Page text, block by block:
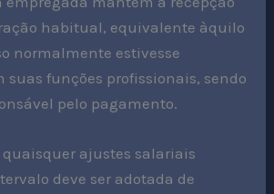
habitual, equivalente àquilo
normalmente estivesse
suas funções profissionais, sendo
pelo pagamento.
quaisquer ajustes salariais
deve ser adotada de